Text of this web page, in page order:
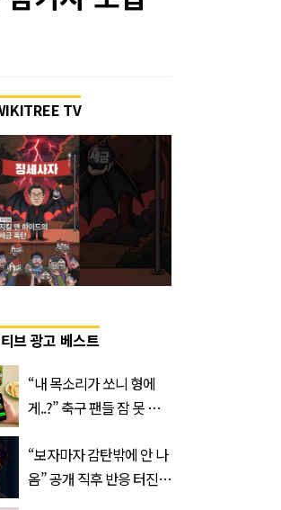
TV
브 광고 베스트
“내 목소리가 쏘니 형에
게..?” 축구 팬들 잠 못 들
트
“보자마자 감탄밖에 안 나
옴” 공개 직후 반응 터진